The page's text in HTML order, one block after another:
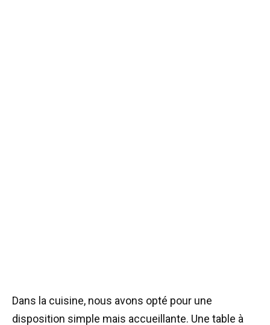
Dans la cuisine, nous avons opté pour une
disposition simple mais accueillante. Une table à